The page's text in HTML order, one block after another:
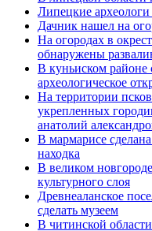
Липецкие
Дачник нашел на
На огородах в
обнаружены
В куньиском районе
археологическое
На территории
укрепленных
анатолий
В мармарисе
находка
В великом
культурного слоя
Древнеаланское
сделать музеем
В читинской